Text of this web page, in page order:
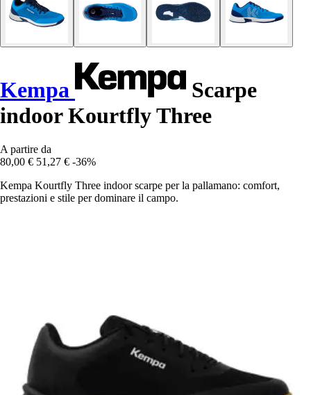
Kempa
Scarpe
indoor Kourtfly Three
A partire da
80,00 € 51,27 € -36%
Kempa Kourtfly Three indoor scarpe per la pallamano: comfort,
prestazioni e stile per dominare il campo.